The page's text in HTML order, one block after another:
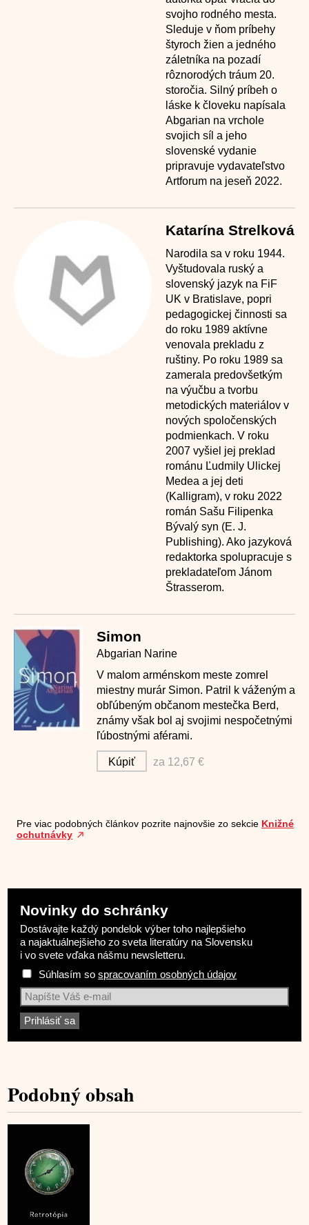
svojho rodného mesta.
Sleduje v ňom príbehy
štyroch žien a jedného
záletníka na pozadí
rôznorodých tráum 20.
storočia. Silný príbeh o
láske k človeku napísala
Abgarian na vrchole
svojich síl a jeho
slovenské vydanie
pripravuje vydavateľstvo
Artforum na jeseň 2022.
Katarína Strelková
Narodila sa v roku 1944.
Vyštudovala ruský a
slovenský jazyk na FiF
UK v Bratislave, popri
pedagogickej činnosti sa
do roku 1989 aktívne
venovala prekladu z
ruštiny. Po roku 1989 sa
zamerala predovšetkým
na výučbu a tvorbu
metodických materiálov v
nových spoločenských
podmienkach. V roku
2007 vyšiel jej preklad
románu Ľudmily Ulickej
Medea a jej deti
(Kalligram), v roku 2022
román Sašu Filipenka
Bývalý syn (E. J.
Publishing). Ako jazyková
redaktorka spolupracuje s
prekladateľom Jánom
Štrasserom.
Simon
Abgarian Narine
V malom arménskom meste zomrel
miestny murár Simon. Patril k váženým a
obľúbeným občanom mestečka Berd,
známy však bol aj svojimi nespočetnými
ľúbostnými aférami.
Kúpiť za 12,67 €
Pre viac podobných článkov pozrite najnovšie zo sekcie Knižné
ochutnávky
Novinky do schránky
Dostávajte každý pondelok výber toho najlepšieho
a najaktuálnejšieho zo sveta literatúry na Slovensku
i vo svete vďaka nášmu newsletteru.
Súhlasím sospracovaním osobných údajov
Podobný obsah